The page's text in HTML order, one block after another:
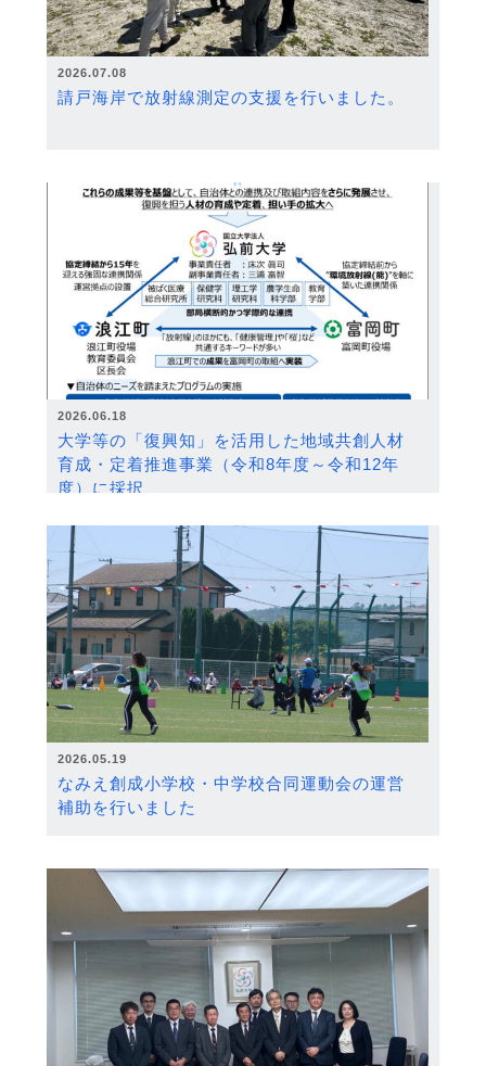
2026.07.08
請戸海岸で放射線測定の支援を行いました。
2026.06.18
大学等の「復興知」を活用した地域共創人材
育成・定着推進事業（令和8年度～令和12年
度）に採択
2026.05.19
なみえ創成小学校・中学校合同運動会の運営
補助を行いました